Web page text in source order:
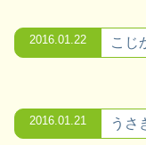
2016.01.22 こじ
2016.01.21 うさ